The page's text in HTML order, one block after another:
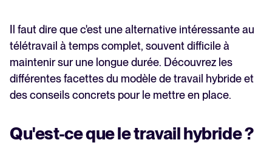
Il faut dire que c'est une alternative intéressante au
télétravail à temps complet, souvent difficile à
maintenir sur une longue durée. Découvrez les
différentes facettes du modèle de travail hybride et
des conseils concrets pour le mettre en place.
Qu'est-ce que le travail hybride ?